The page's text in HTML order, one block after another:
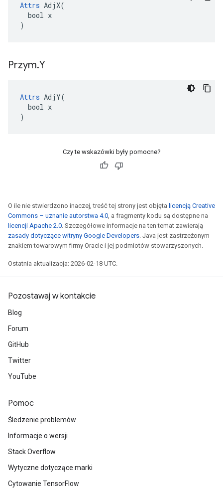
Attrs AdjX(
  bool x
)
Przym.Y
Attrs AdjY(
  bool x
)
Czy te wskazówki były pomocne?
O ile nie stwierdzono inaczej, treść tej strony jest objęta licencją Creative
Commons – uznanie autorstwa 4.0, a fragmenty kodu są dostępne na
licencji Apache 2.0. Szczegółowe informacje na ten temat zawierają
zasady dotyczące witryny Google Developers. Java jest zastrzeżonym
znakiem towarowym firmy Oracle i jej podmiotów stowarzyszonych.
Ostatnia aktualizacja: 2026-02-18 UTC.
Pozostawaj w kontakcie
Blog
Forum
GitHub
Twitter
YouTube
Pomoc
Śledzenie problemów
Informacje o wersji
Stack Overflow
Wytyczne dotyczące marki
Cytowanie TensorFlow